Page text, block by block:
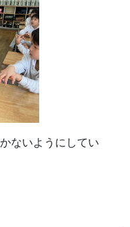
ないようにしてい